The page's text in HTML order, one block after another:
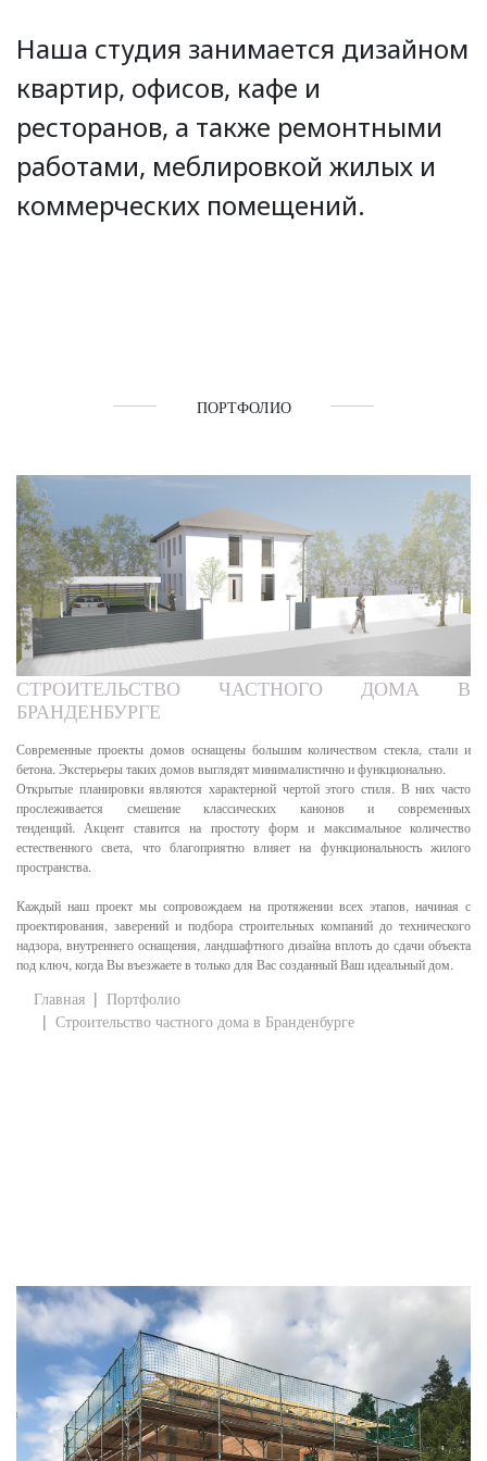
Наша студия занимается дизайном
квартир, офисов, кафе и
ресторанов, а также ремонтными
работами, меблировкой жилых и
коммерческих помещений.
ПОРТФОЛИО
СТРОИТЕЛЬСТВО ЧАСТНОГО ДОМА В
БРАНДЕНБУРГЕ
Современные проекты домов оснащены большим количеством стекла, стали и
бетона. Экстерьеры таких домов выглядят минималистично и функционально.
Открытые планировки являются характерной чертой этого стиля. В них часто
прослеживается смешение классических канонов и современных
тенденций. Акцент ставится на простоту форм и максимальное количество
естественного света, что благоприятно влияет на функциональность жилого
пространства.
Каждый наш проект мы сопровождаем на протяжении всех этапов, начиная с
проектирования, заверений и подбора строительных компаний до технического
надзора, внутреннего оснащения, ландшафтного дизайна вплоть до сдачи объекта
под ключ, когда Вы въезжаете в только для Вас созданный Ваш идеальный дом.
Главная
Портфолио
Строительство частного дома в Бранденбурге